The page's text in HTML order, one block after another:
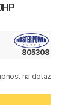
805308
na dotaz